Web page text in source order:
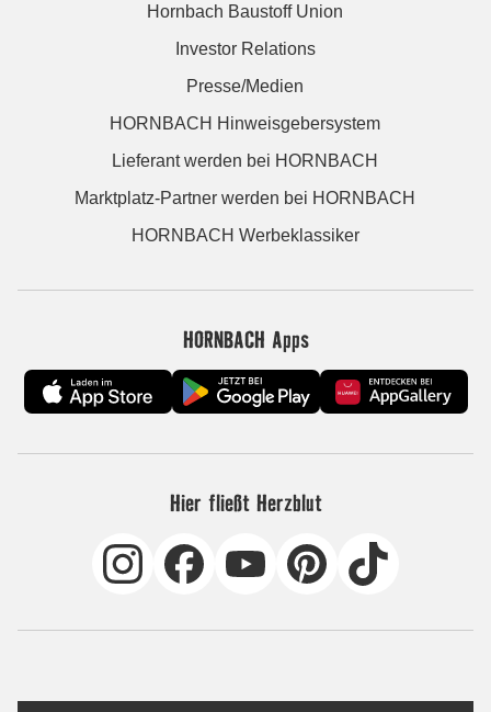
Hornbach Baustoff Union
Investor Relations
Presse/Medien
HORNBACH Hinweisgebersystem
Lieferant werden bei HORNBACH
Marktplatz-Partner werden bei HORNBACH
HORNBACH Werbeklassiker
HORNBACH Apps
Hier fließt Herzblut